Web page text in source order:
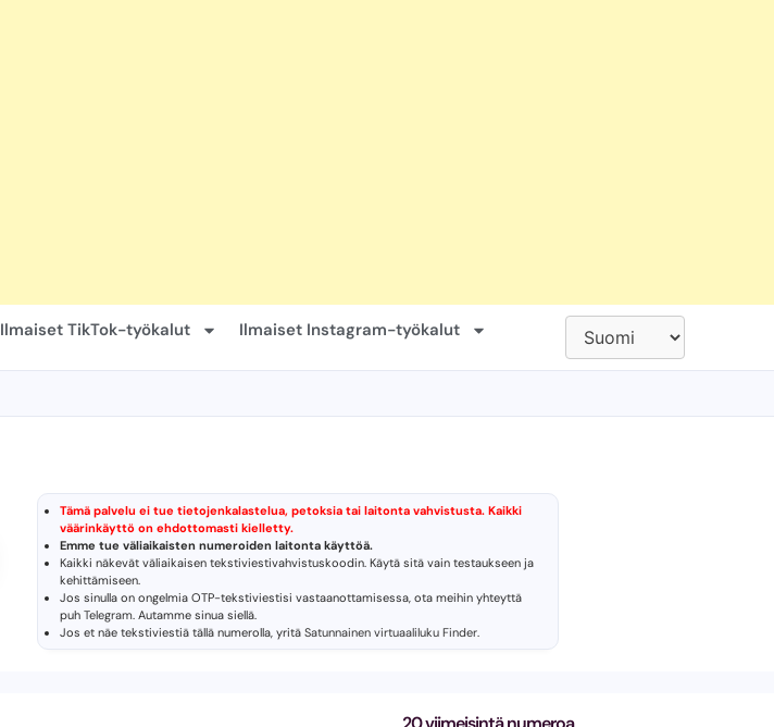
Ilmaiset TikTok-työkalut Ilmaiset Instagram-työkalut
Tämä palvelu ei tue tietojenkalastelua, petoksia tai laitonta vahvistusta. Kaikki
väärinkäyttö on ehdottomasti kielletty.
Emme tue väliaikaisten numeroiden laitonta käyttöä.
Kaikki näkevät väliaikaisen tekstiviestivahvistuskoodin. Käytä sitä vain testaukseen ja
kehittämiseen.
Jos sinulla on ongelmia OTP-tekstiviestisi vastaanottamisessa, ota meihin yhteyttä
puh Telegram. Autamme sinua siellä.
Jos et näe tekstiviestiä tällä numerolla, yritä Satunnainen virtuaaliluku Finder.